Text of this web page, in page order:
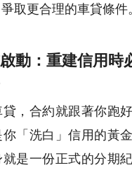
取更合理的車貸條件
動：重建信用時
，合約就跟著你跑
「洗白」信用的黃
是一份正式的分期